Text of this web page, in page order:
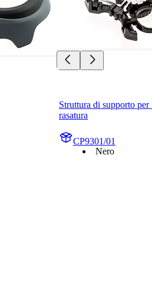
Struttura di supporto per
rasatura
CP9301/01
Nero
da Bazaarvoice e sono conformi